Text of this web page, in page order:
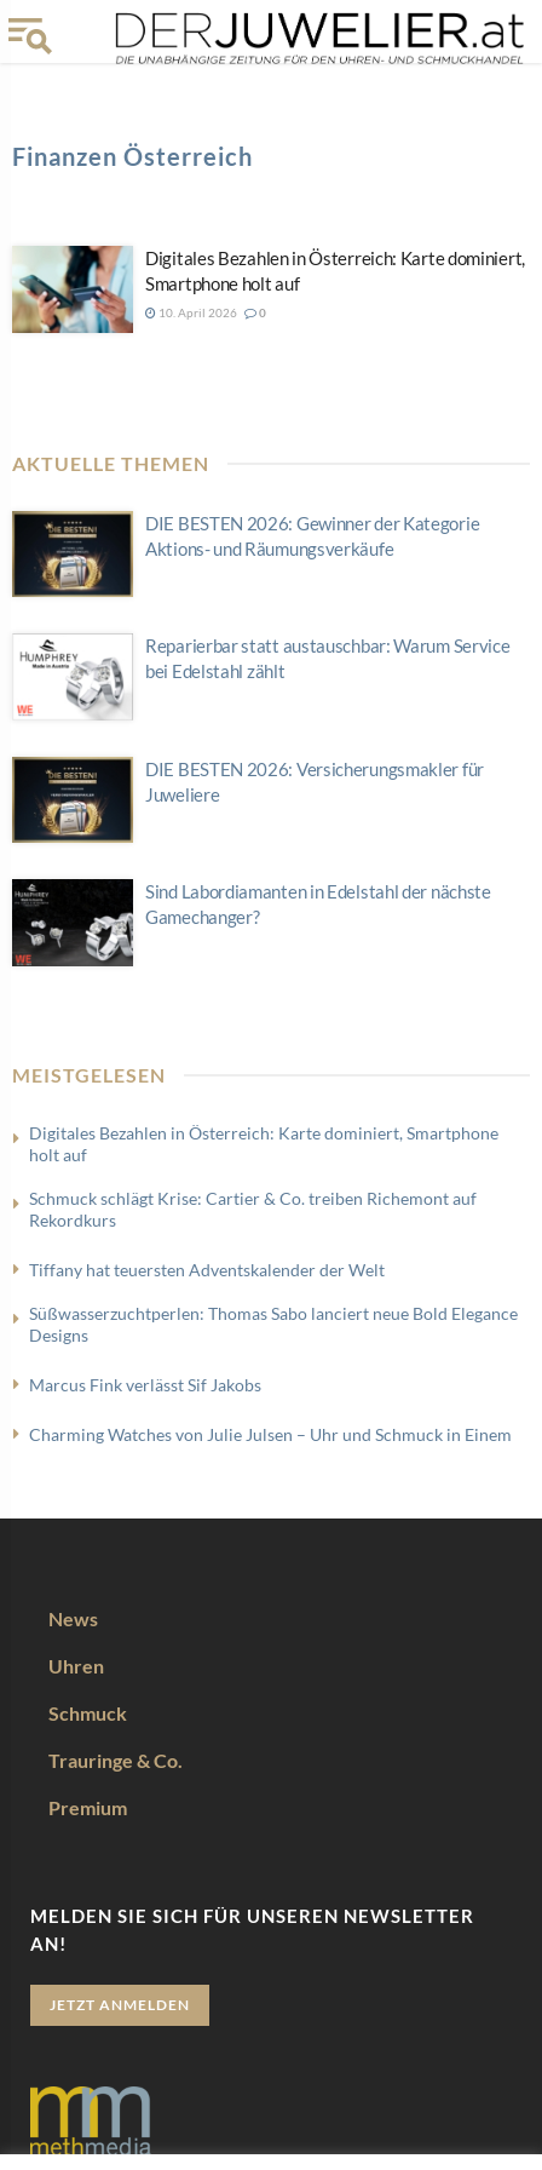
Finanzen Österreich
Digitales Bezahlen in Österreich: Karte dominiert,
Smartphone holt auf
10. April 2026 0
AKTUELLE THEMEN
DIE BESTEN 2026: Gewinner der Kategorie
Aktions- und Räumungsverkäufe
Reparierbar statt austauschbar: Warum Service
bei Edelstahl zählt
DIE BESTEN 2026: Versicherungsmakler für
Juweliere
Sind Labordiamanten in Edelstahl der nächste
Gamechanger?
MEISTGELESEN
Digitales Bezahlen in Österreich: Karte dominiert, Smartphone
holt auf
Schmuck schlägt Krise: Cartier & Co. treiben Richemont auf
Rekordkurs
Tiffany hat teuersten Adventskalender der Welt
Süßwasserzuchtperlen: Thomas Sabo lanciert neue Bold Elegance
Designs
Marcus Fink verlässt Sif Jakobs
Charming Watches von Julie Julsen – Uhr und Schmuck in Einem
News
Uhren
Schmuck
Trauringe & Co.
Premium
MELDEN SIE SICH FÜR UNSEREN NEWSLETTER
AN!
JETZT ANMELDEN